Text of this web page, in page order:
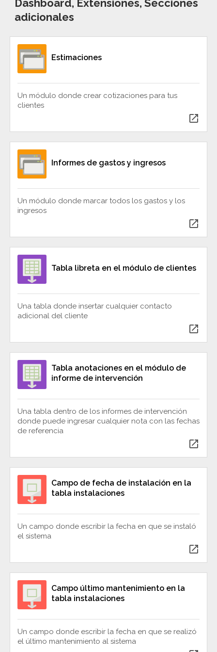
Dashboard, Extensiones, Secciones
adicionales
Estimaciones
Un módulo donde crear cotizaciones para tus
clientes
open_in_new
Informes de gastos y ingresos
Un módulo donde marcar todos los gastos y los
ingresos
open_in_new
Tabla libreta en el módulo de clientes
Una tabla donde insertar cualquier contacto
adicional del cliente
open_in_new
Tabla anotaciones en el módulo de
informe de intervención
Una tabla dentro de los informes de intervención
donde puede ingresar cualquier nota con las fechas
de referencia
open_in_new
Campo de fecha de instalación en la
tabla instalaciones
Un campo donde escribir la fecha en que se instaló
el sistema
open_in_new
Campo último mantenimiento en la
tabla instalaciones
Un campo donde escribir la fecha en que se realizó
el último mantenimiento al sistema